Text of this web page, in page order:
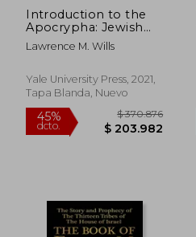
Introduction to the
Apocrypha: Jewish
Books in Christian
Bibles (en Inglés)
Lawrence M. Wills
Yale University Press, 2021,
Tapa Blanda, Nuevo